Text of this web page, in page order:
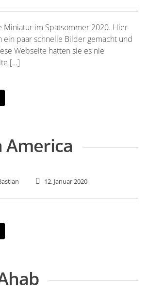
Miniatur im Spätsommer 2020. Hier
ein paar schnelle Bilder gemacht und
Webseite hatten sie es nie
[…]
America
12. Januar 2020